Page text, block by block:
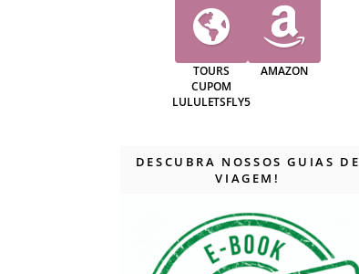
TOURS
CUPOM
LULULETSFLY5
AMAZON
DESCUBRA NOSSOS GUIAS DE
VIAGEM!